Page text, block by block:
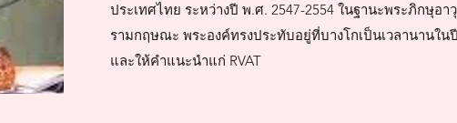
ประเทศไทย ระหว่างปี พ.ศ. 2547-2554 ในฐานะพระภิกษุอ
รามกฤษณะ พระองค์ทรงประทับอยู่ที่บางโกเป็นเวลานานใน
และให้คำแนะนำแก่ RVAT